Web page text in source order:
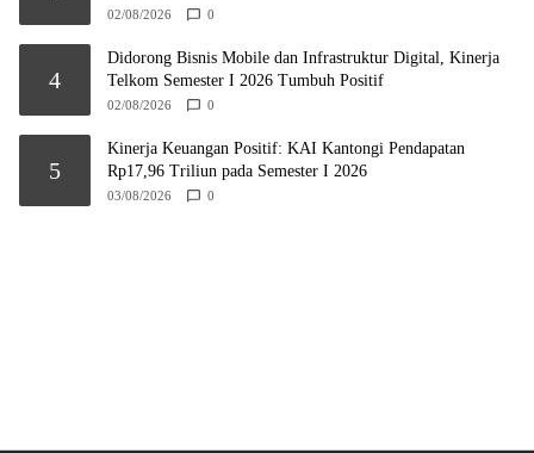
02/08/2026 0
4
Didorong Bisnis Mobile dan Infrastruktur Digital, Kinerja
Telkom Semester I 2026 Tumbuh Positif
02/08/2026 0
5
Kinerja Keuangan Positif: KAI Kantongi Pendapatan
Rp17,96 Triliun pada Semester I 2026
03/08/2026 0